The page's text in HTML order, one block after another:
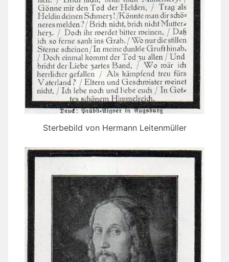
Sterbebild von Hermann Leitenmüller